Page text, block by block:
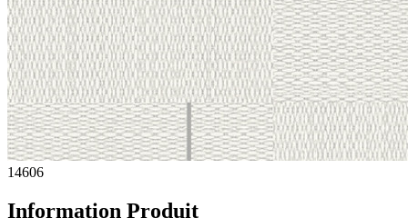
14606
Information Produit